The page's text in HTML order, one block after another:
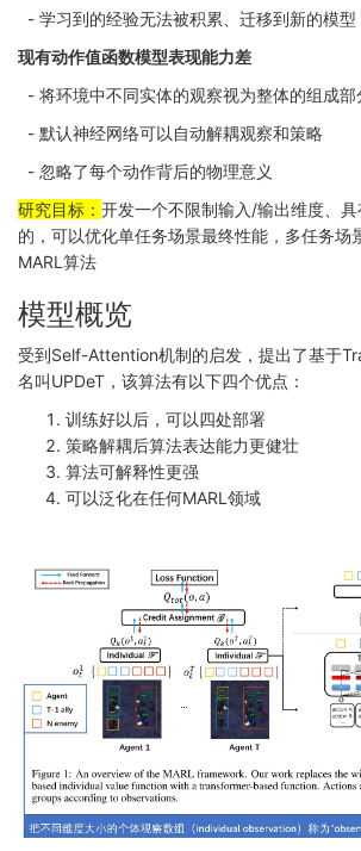
- 学习到的经验无法被积累、迁移到新的模型
现有动作值函数模型表现能力差
- 将环境中不同实体的观察视为整体的组成部
- 默认神经网络可以自动解耦观察和策略
- 忽略了每个动作背后的物理意义
研究目标： 开发一个不限制输入/输出维度、
的，可以优化单任务场景最终性能，多任务场
MARL算法
模型概览
受到Self-Attention机制的启发，提出了基于
名叫UPDeT，该算法有以下四个优点：
训练好以后，可以四处部署
策略解耦后算法表达能力更健壮
算法可解释性更强
可以泛化在任何MARL领域